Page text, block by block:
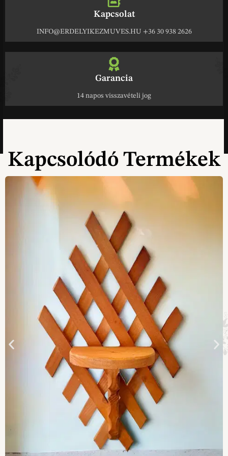
Kapcsolat
INFO@ERDELYIKEZMUVES.HU +36 30 938 2626
Garancia
14 napos visszavételi jog
Kapcsolódó Termékek